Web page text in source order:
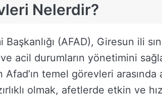
Nelerdir?
(AFAD), Giresun ili
acil durumların yönetimini
temel görevleri arasında
olmak, afetlerde etkin ve